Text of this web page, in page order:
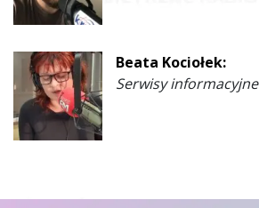
Beata Kociołek:
Serwisy informacyjne